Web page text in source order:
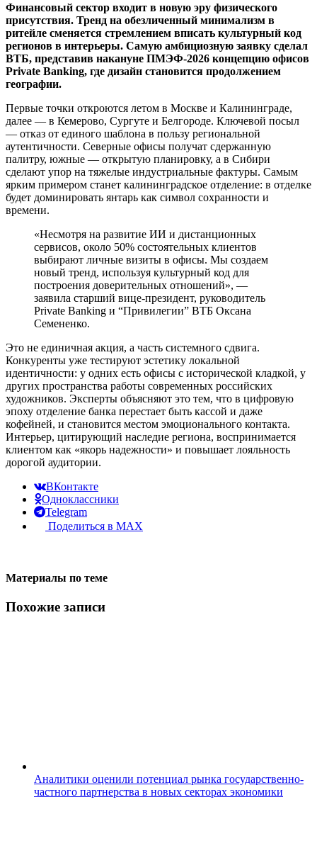
Финансовый сектор входит в новую эру физического
присутствия. Тренд на обезличенный минимализм в
ритейле сменяется стремлением вписать культурный код
регионов в интерьеры. Самую амбициозную заявку сделал
ВТБ, представив накануне ПМЭФ-2026 концепцию офисов
Private Banking, где дизайн становится продолжением
географии.
Первые точки откроются летом в Москве и Калининграде,
далее — в Кемерово, Сургуте и Белгороде. Ключевой посыл
— отказ от единого шаблона в пользу региональной
аутентичности. Северные офисы получат сдержанную
палитру, южные — открытую планировку, а в Сибири
сделают упор на тяжелые индустриальные фактуры. Самым
ярким примером станет калининградское отделение: в отделке
будет доминировать янтарь как символ сохранности и
времени.
«Несмотря на развитие ИИ и дистанционных
сервисов, около 50% состоятельных клиентов
выбирают личные визиты в офисы. Мы создаем
новый тренд, используя культурный код для
построения доверительных отношений», —
заявила старший вице-президент, руководитель
Private Banking и “Привилегии” ВТБ Оксана
Семененко.
Это не единичная акция, а часть системного сдвига.
Конкуренты уже тестируют эстетику локальной
идентичности: у одних есть офисы с исторической кладкой, у
других пространства работы современных российских
художников. Эксперты объясняют это тем, что в цифровую
эпоху отделение банка перестает быть кассой и даже
кофейней, и становится местом эмоционального контакта.
Интерьер, цитирующий наследие региона, воспринимается
клиентом как «якорь надежности» и повышает лояльность
дорогой аудитории.
ВКонтакте
Одноклассники
Telegram
Поделиться в MAX
Материалы по теме
Похожие записи
Аналитики оценили потенциал рынка государственно-
частного партнерства в новых секторах экономики